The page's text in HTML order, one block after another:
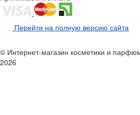
Перейти на полную версию сайта
© Интернет-магазин косметики и
2026